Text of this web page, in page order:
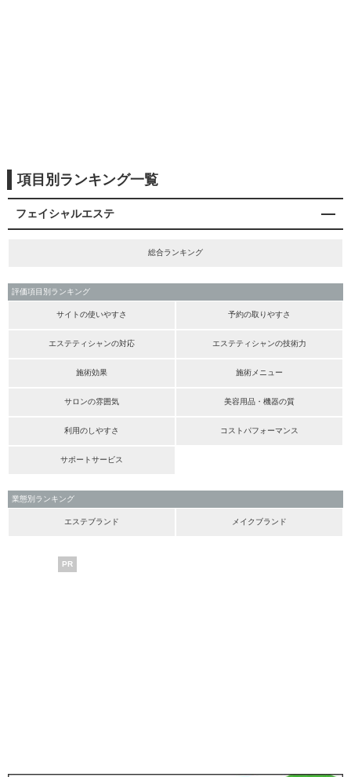
項目別ランキング一覧
フェイシャルエステ
総合ランキング
評価項目別ランキング
サイトの使いやすさ 予約の取りやすさ
エステティシャンの対応 エステティシャンの技術力
施術効果 施術メニュー
サロンの雰囲気 美容用品・機器の質
利用のしやすさ コストパフォーマンス
サポートサービス
業態別ランキング
エステブランド メイクブランド
PR